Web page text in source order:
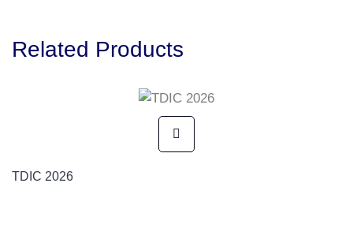
Related Products
TDIC 2026